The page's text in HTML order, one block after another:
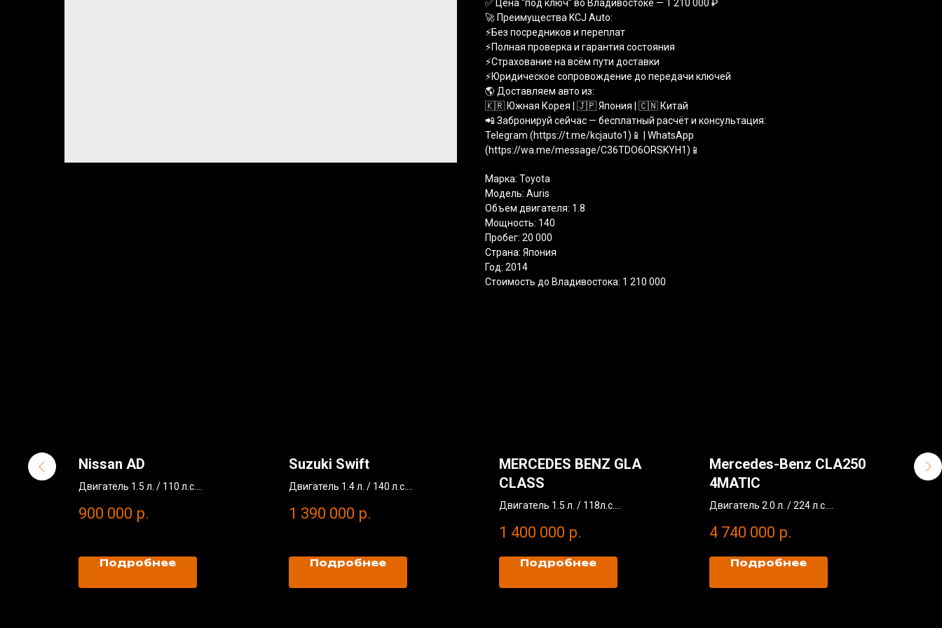
✅ Цена “под ключ” во Владивостоке — 1 210 000 ₽
🚀 Преимущества KCJ Auto:
⚡️Без посредников и переплат
⚡️Полная проверка и гарантия состояния
⚡️Страхование на всём пути доставки
⚡️Юридическое сопровождение до передачи ключей
🌎 Доставляем авто из:
🇰🇷 Южная Корея | 🇯🇵 Япония | 🇨🇳 Китай
📲 Забронируй сейчас — бесплатный расчёт и консультация:
Telegram (https://t.me/kcjauto1)📱 | WhatsApp
(https://wa.me/message/C36TDO6ORSKYH1)📱
Марка: Toyota
Модель: Auris
Объем двигателя: 1.8
Мощность: 140
Пробег: 20 000
Страна: Япония
Год: 2014
Стоимость до Владивостока: 1 210 000
Nissan AD
Двигатель 1.5 л. / 110 л.с.
Пробег: 4 000 км
900 000 р.
Подробнее
Suzuki Swift
Двигатель 1.4 л. / 140 л.с.
Пробег: 34 000 км
1 390 000 р.
Подробнее
MERCEDES BENZ GLA
CLASS
Двигатель 1.5 л. / 118л.с.
Пробег: 39 000 км
1 400 000 р.
Подробнее
Mercedes-Benz CLA250
4MATIC
Двигатель 2.0 л. / 224 л.с.
Пробег: 28000 км
*Цена рассчитана по курсу Вона/
4 740 000 р.
Подробнее